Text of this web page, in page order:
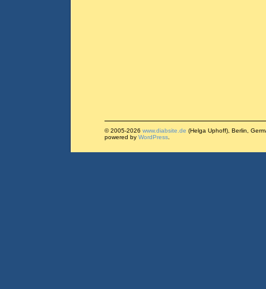
© 2005-2026 www.diabsite.de (Helga Uphoff), Berlin,
powered by WordPress.